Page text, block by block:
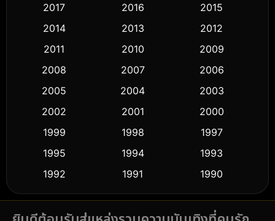
Comedy ตลก (451)
Crime อาชญากรรม (530)
Cult Film
Dance เต้น (10)
Detective สืบสวน
2017
2016
2015
2014
2013
2012
2011
2010
2009
2008
2007
2006
2005
2004
2003
2002
2001
2000
1999
1998
1997
1995
1994
1993
1992
1991
1990
1989
1988
1986
1985
1983
1982